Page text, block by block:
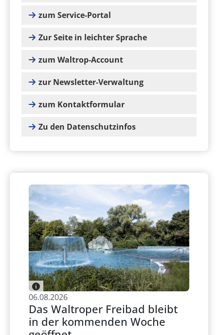
zum Service-Portal
Zur Seite in leichter Sprache
zum Waltrop-Account
zur Newsletter-Verwaltung
zum Kontaktformular
Zu den Datenschutzinfos
06.08.2026
Das Waltroper Freibad bleibt
in der kommenden Woche